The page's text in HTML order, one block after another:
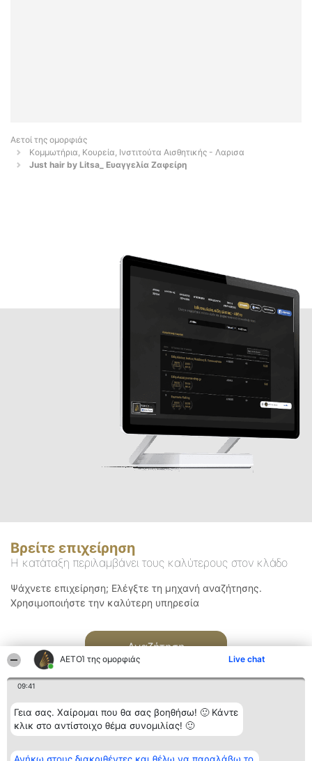
ΑΕΤΟΊ της ομορφιάς Live chat
09:41
Γεια σας. Χαίρομαι που θα σας βοηθήσω! 🙂 Κάντε
κλικ στο αντίστοιχο θέμα συνομιλίας! 🙂
Αετοί της ομορφιάς
Κομμωτήρια, Κουρεία, Ινστιτούτα Αισθητικής - Λαρισα
Just hair by Litsa_ Ευαγγελία Ζαφείρη
Βρείτε επιχείρηση
Η κατάταξη περιλαμβάνει τους καλύτερους στον κλάδο
Ψάχνετε επιχείρηση; Ελέγξτε τη μηχανή αναζήτησης.
Χρησιμοποιήστε την καλύτερη υπηρεσία
Αναζήτηση
Διοργανωτής της
κατάταξης
Κατάταξη
Διακριθέντες
Επικοινωνία
Επικοινωνία